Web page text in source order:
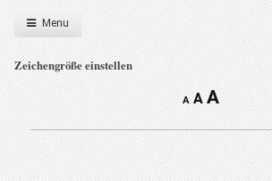
Menu
Zeichengröße einstellen
A A A